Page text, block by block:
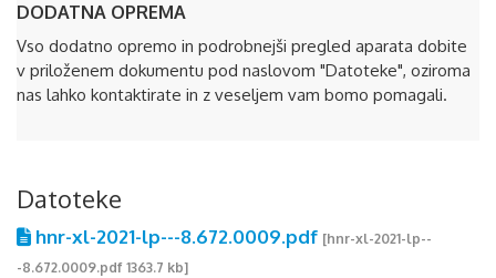
DODATNA OPREMA
Vso dodatno opremo in podrobnejši pregled aparata dobite
v priloženem dokumentu pod naslovom "Datoteke", oziroma
nas lahko kontaktirate in z veseljem vam bomo pomagali.
Datoteke
hnr-xl-2021-lp---8.672.0009.pdf [hnr-xl-2021-lp--
-8.672.0009.pdf 1363.7 kb]